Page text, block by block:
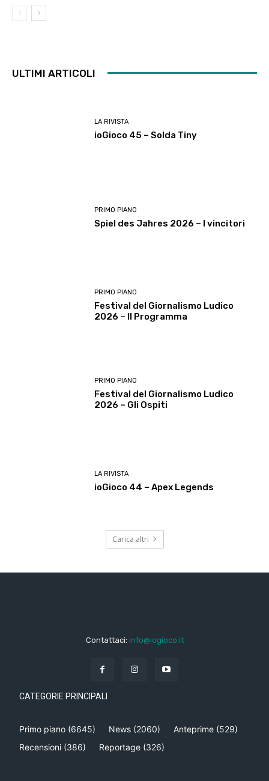
ULTIMI ARTICOLI
LA RIVISTA
ioGioco 45 – Solda Tiny
PRIMO PIANO
Spiel des Jahres 2026 – I vincitori
PRIMO PIANO
Festival del Giornalismo Ludico
2026 – Il Programma
PRIMO PIANO
Festival del Giornalismo Ludico
2026 – Gli Ospiti
LA RIVISTA
ioGioco 44 – Apex Legends
Carica altri
Contattaci: info@iogioco.it
CATEGORIE PRINCIPALI
Primo piano (6645) News (2060) Anteprime (529)
Recensioni (386) Reportage (326)